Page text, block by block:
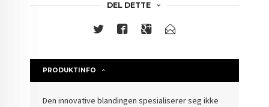
DEL DETTE
PRODUKTINFO
Den innovative blandingen spesialiserer seg ikke